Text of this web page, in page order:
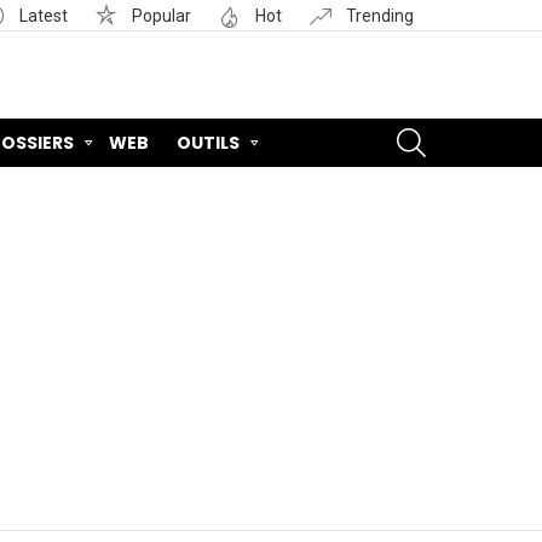
Latest Popular Hot Trending
WEB OUTILS